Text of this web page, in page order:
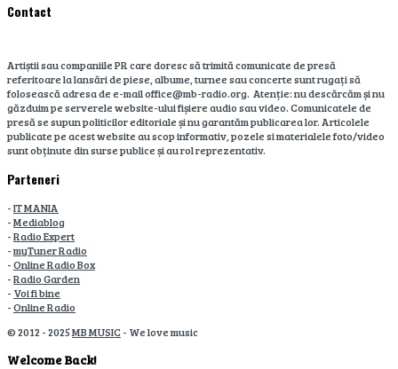
Contact
Artiștii sau companiile PR care doresc să trimită comunicate de presă
referitoare la lansări de piese, albume, turnee sau concerte sunt rugați să
folosească adresa de e-mail office@mb-radio.org. Atenție: nu descărcăm și nu
găzduim pe serverele website-ului fișiere audio sau video. Comunicatele de
presă se supun politicilor editoriale și nu garantăm publicarea lor. Articolele
publicate pe acest website au scop informativ, pozele si materialele foto/video
sunt obținute din surse publice și au rol reprezentativ.
Parteneri
-IT MANIA
-Mediablog
-Radio Expert
-myTuner Radio
-Online Radio Box
-Radio Garden
- Voi fi bine
-Online Radio
© 2012 - 2025MB MUSIC- We love music
Welcome Back!